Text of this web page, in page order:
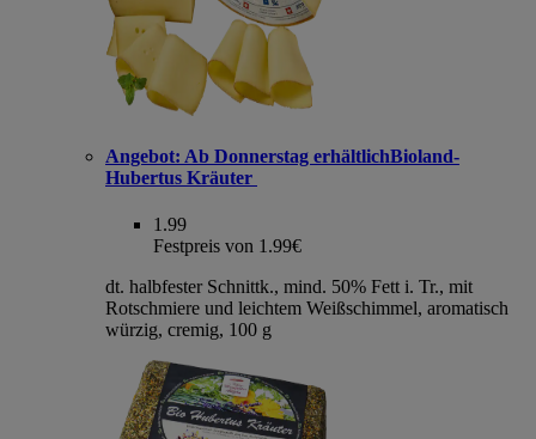
Angebot: Ab Donnerstag erhältlichBioland-
Hubertus Kräuter
1.99
Festpreis von 1.99€
dt. halbfester Schnittk., mind. 50% Fett i. Tr., mit
Rotschmiere und leichtem Weißschimmel, aromatisch
würzig, cremig, 100 g